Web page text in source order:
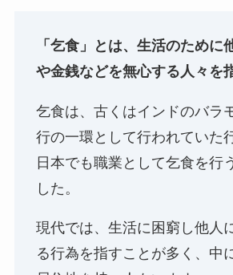
「乞食」とは、生活のために
や金銭などを無心する人々を
乞食は、古くはインドのバラ
行の一環として行われていた
日本でも職業として乞食を行
した。
現代では、生活に困窮し他人
る行為を指すことが多く、中